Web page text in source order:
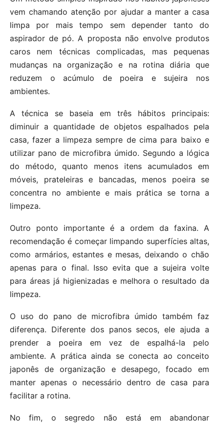
vem chamando atenção por ajudar a manter a casa
limpa por mais tempo sem depender tanto do
aspirador de pó. A proposta não envolve produtos
caros nem técnicas complicadas, mas pequenas
mudanças na organização e na rotina diária que
reduzem o acúmulo de poeira e sujeira nos
ambientes.
A técnica se baseia em três hábitos principais:
diminuir a quantidade de objetos espalhados pela
casa, fazer a limpeza sempre de cima para baixo e
utilizar pano de microfibra úmido. Segundo a lógica
do método, quanto menos itens acumulados em
móveis, prateleiras e bancadas, menos poeira se
concentra no ambiente e mais prática se torna a
limpeza.
Outro ponto importante é a ordem da faxina. A
recomendação é começar limpando superfícies altas,
como armários, estantes e mesas, deixando o chão
apenas para o final. Isso evita que a sujeira volte
para áreas já higienizadas e melhora o resultado da
limpeza.
O uso do pano de microfibra úmido também faz
diferença. Diferente dos panos secos, ele ajuda a
prender a poeira em vez de espalhá-la pelo
ambiente. A prática ainda se conecta ao conceito
japonês de organização e desapego, focado em
manter apenas o necessário dentro de casa para
facilitar a rotina.
No fim, o segredo não está em abandonar